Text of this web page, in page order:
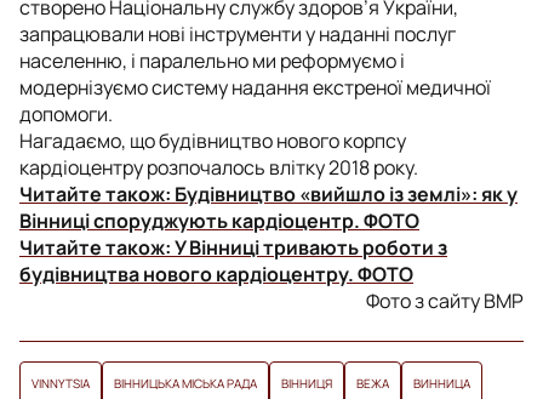
створено Національну службу здоров’я України,
запрацювали нові інструменти у наданні послуг
населенню, і паралельно ми реформуємо і
модернізуємо систему надання екстреної медичної
допомоги.
Нагадаємо, що будівництво нового корпсу
кардіоцентру розпочалось влітку 2018 року.
Читайте також: Будівництво «вийшло із землі»: як у
Вінниці споруджують кардіоцентр. ФОТО
Читайте також:У Вінниці тривають роботи з
будівництва нового кардіоцентру. ФОТО
Фото з сайту ВМР
VINNYTSIA ВІННИЦЬКА МІСЬКА РАДА ВІННИЦЯ ВЕЖА ВИННИЦА